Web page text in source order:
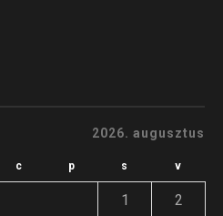
2026. augusztus
c p s v
1 2